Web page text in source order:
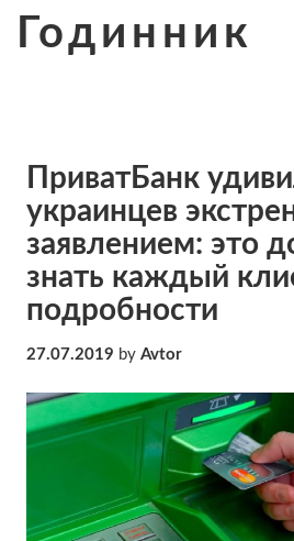
Годинник
ПриватБанк
украинцев
заявлением: это
знать каждый
подробности
27.07.2019 by Avtor